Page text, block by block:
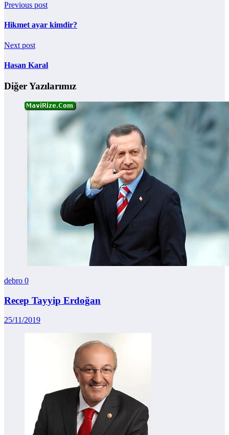
Previous post
Hikmet ayar kimdir?
Next post
Hasan Karal
Diğer Yazılarımız
debro 0
Recep Tayyip Erdoğan
25/11/2019